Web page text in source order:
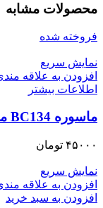
محصولات مشابه
فروخته شده
نمایش سریع
افزودن به علاقه
اطلاعات بیشتر
ماسوره BC134 متوسط
۴۵۰۰۰ تومان
نمایش سریع
افزودن به علاقه
افزودن به سبد خرید